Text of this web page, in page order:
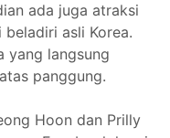
ada juga atraksi
asli Korea.
yang langsung
panggung.
Hoon dan Prilly